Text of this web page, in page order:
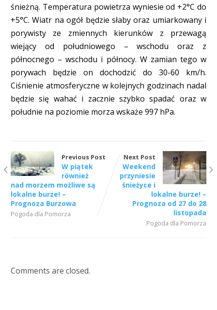
śnieżną. Temperatura powietrza wyniesie od +2°C do
+5°C. Wiatr na ogół będzie słaby oraz umiarkowany i
porywisty ze zmiennych kierunków z przewagą
wiejący od południowego – wschodu oraz z
północnego – wschodu i północy. W zamian tego w
porywach będzie on dochodzić do 30-60 km/h.
Ciśnienie atmosferyczne w kolejnych godzinach nadal
będzie się wahać i zacznie szybko spadać oraz w
południe na poziomie morza wskaże 997 hPa.
Previous Post
W piątek
również
nad morzem możliwe są
lokalne burze! –
Prognoza Burzowa
Pogoda dla Pomorza
Next Post
Weekend
przyniesie
śnieżyce i
lokalne burze! –
Prognoza od 27 do 28
listopada
Pogoda dla Pomorza
Comments are closed.